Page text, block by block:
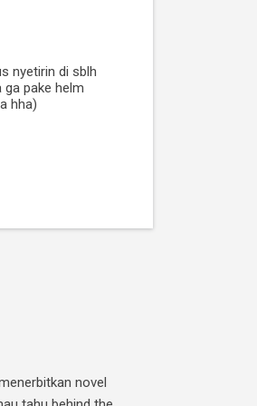
nyetirin di sblh
ga pake helm
hha)
novel